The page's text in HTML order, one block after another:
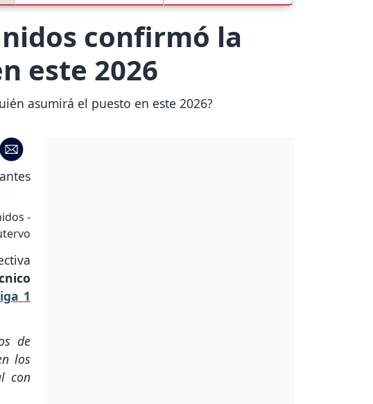
confirmó la
este 2026
asumirá el puesto en este 2026?
-
1
de
los
con